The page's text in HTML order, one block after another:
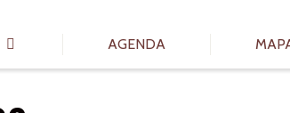
AGENDA